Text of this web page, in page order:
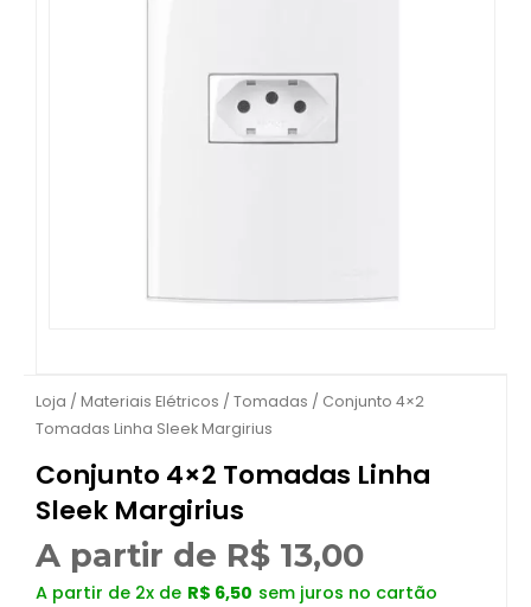
Loja / Materiais Elétricos / Tomadas / Conjunto 4×2
Tomadas Linha Sleek Margirius
Conjunto 4×2 Tomadas Linha
Sleek Margirius
A partir de R$ 13,00
A partir de 2x de R$ 6,50 sem juros no cartão